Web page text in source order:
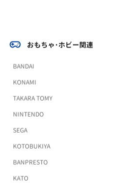
おもちゃ･ホビー関連
BANDAI
KONAMI
TAKARA TOMY
NINTENDO
SEGA
KOTOBUKIYA
BANPRESTO
KATO